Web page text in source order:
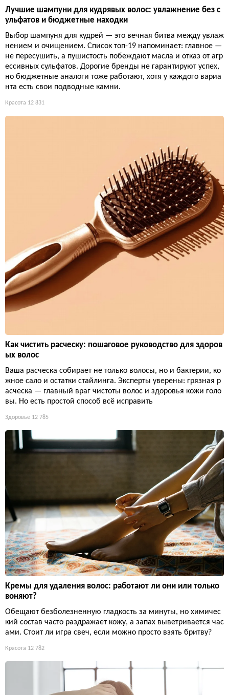
Лучшие шампуни для кудрявых волос: увлажнение без с
ульфатов и бюджетные находки
Выбор шампуня для кудрей — это вечная битва между увлаж
нением и очищением. Список топ-19 напоминает: главное —
не пересушить, а пушистость побеждают масла и отказ от агр
ессивных сульфатов. Дорогие бренды не гарантируют успех,
но бюджетные аналоги тоже работают, хотя у каждого вариа
нта есть свои подводные камни.
Красота 12 831
Как чистить расческу: пошаговое руководство для здоров
ых волос
Ваша расческа собирает не только волосы, но и бактерии, ко
жное сало и остатки стайлинга. Эксперты уверены: грязная р
асческа — главный враг чистоты волос и здоровья кожи голо
вы. Но есть простой способ всё исправить
Здоровье 12 785
Кремы для удаления волос: работают ли они или только
воняют?
Обещают безболезненную гладкость за минуты, но химичес
кий состав часто раздражает кожу, а запах выветривается час
ами. Стоит ли игра свеч, если можно просто взять бритву?
Красота 12 782